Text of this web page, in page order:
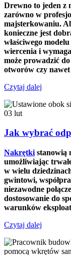
Drewno to jeden z
zarówno w
majsterkowaniu.
konieczne jest
właściwego
wiercenia i
może prowadzić
otworów czy
Czytaj dalej
03 lut
Jak wybrać
Nakrętki stanowią
umożliwiając
w wielu
gwintowi,
niezawodne
dostosowanie do
warunków
Czytaj dalej